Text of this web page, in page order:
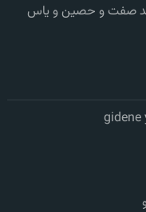
صفت و حصین و یاس